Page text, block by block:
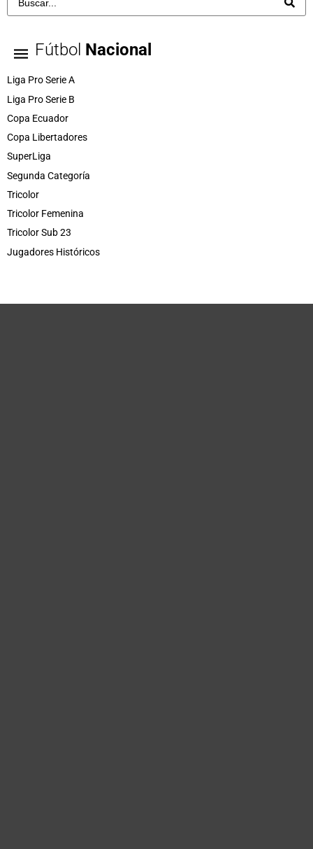
Fútbol Nacional
Liga Pro Serie A
Liga Pro Serie B
Copa Ecuador
Copa Libertadores
SuperLiga
Segunda Categoría
Tricolor
Tricolor Femenina
Tricolor Sub 23
Jugadores Históricos